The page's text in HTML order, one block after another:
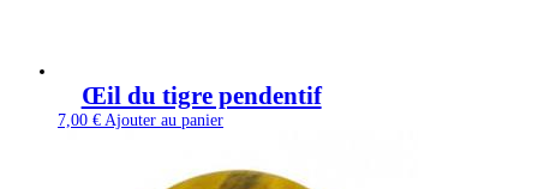
Œil du tigre pendentif
7,00 € Ajouter au panier